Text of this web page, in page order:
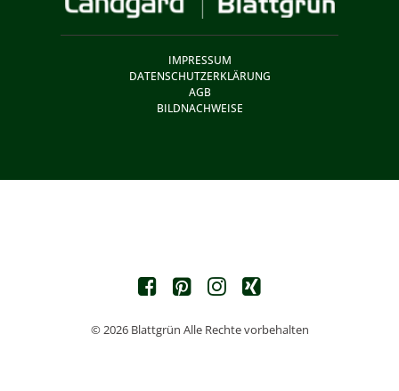
IMPRESSUM
DATENSCHUTZERKLÄRUNG
AGB
BILDNACHWEISE
© 2026 Blattgrün Alle Rechte vorbehalten